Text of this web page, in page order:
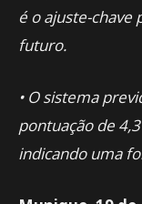
é o ajuste-chave
futuro.
• O sistema
pontuação de
indicando uma